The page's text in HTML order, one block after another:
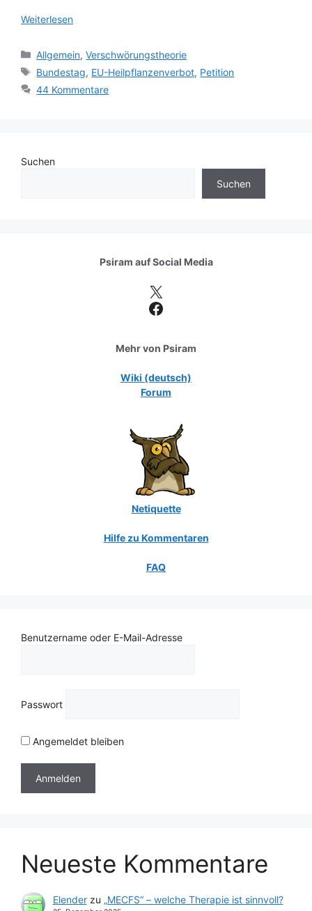
Weiterlesen
Kategorien
Allgemein,Verschwörungstheorie
Schlagwörter
Bundestag, EU-Heilpflanzenverbot, Petition
44 Kommentare
Suchen
Suchen
Psiram aufSocial Media
X
Facebook
Mehr von Psiram
Wiki (deutsch)
Forum
Netiquette
Hilfe zu Kommentaren
FAQ
Benutzername oder E-Mail-Adresse
Passwort
Angemeldet bleiben
Neueste Kommentare
Elenderzu „MECFS“ – welche Therapie ist sinnvoll?